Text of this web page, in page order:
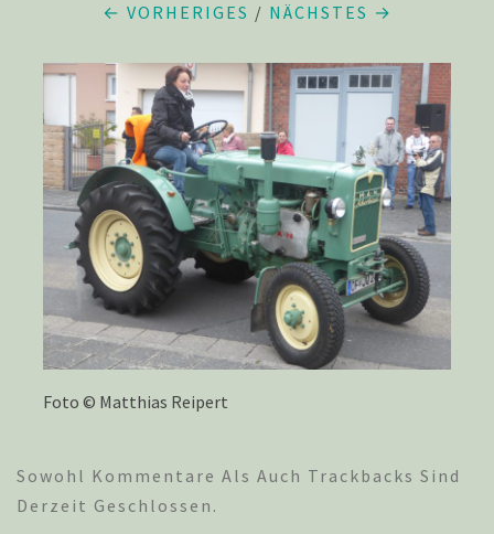
← VORHERIGES / NÄCHSTES →
Foto © Matthias Reipert
Sowohl Kommentare Als Auch Trackbacks Sind
Derzeit Geschlossen.